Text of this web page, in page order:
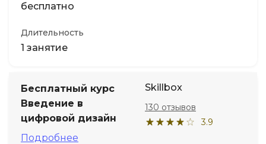
бесплатно
Длительность
1 занятие
Бесплатный курс
Введение в
цифровой дизайн
Подробнее
Skillbox
3.9
130 отзывов